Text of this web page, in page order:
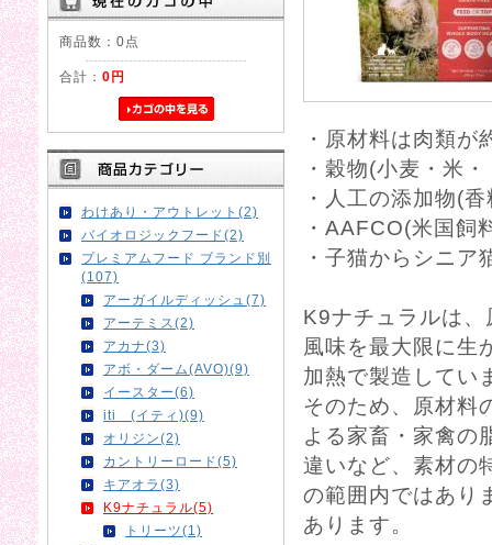
商品数：0点
合計： 0円
わけあり・アウトレット(2)
バイオロジックフード(2)
プレミアムフード ブランド別
(107)
アーガイルディッシュ(7)
アーテミス(2)
アカナ(3)
アボ・ダーム(AVO)(9)
イースター(6)
iti (イティ)(9)
オリジン(2)
カントリーロード(5)
キアオラ(3)
K9ナチュラル(5)
トリーツ(1)
・原材料は肉類が
・穀物(小麦・米
・人工の添加物(
・AAFCO(米国飼
・子猫からシニア
K9ナチュラルは
風味を最大限に生
加熱で製造してい
そのため、原材料
よる家畜・家禽の
違いなど、素材の
の範囲内ではあり
あります。